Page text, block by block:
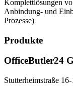
Komplettlösungen
Anbindung- und
Prozesse)
Produkte
OfficeButler24
Stutterheimstraße